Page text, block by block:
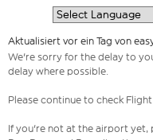
Aktualisiert vor ein Tag von
We're sorry for the delay to
delay where possible.
Please continue to check
If you're not at the airport yet,